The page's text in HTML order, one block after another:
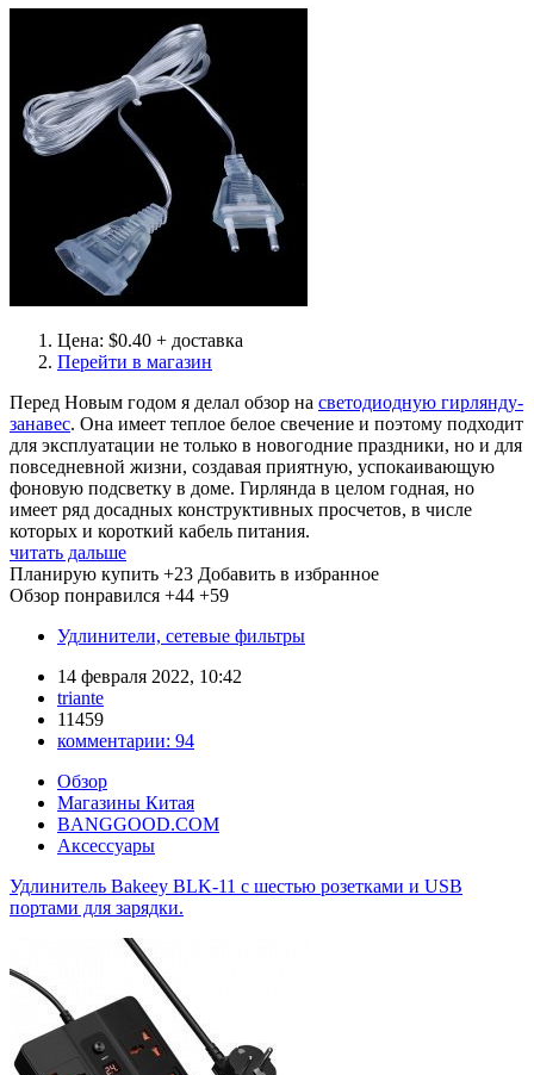
Цена: $0.40 + доставка
Перейти в магазин
Перед Новым годом я делал обзор на светодиодную гирлянду-
занавес. Она имеет теплое белое свечение и поэтому подходит
для эксплуатации не только в новогодние праздники, но и для
повседневной жизни, создавая приятную, успокаивающую
фоновую подсветку в доме. Гирлянда в целом годная, но
имеет ряд досадных конструктивных просчетов, в числе
которых и короткий кабель питания.
читать дальше
Планирую купить +23 Добавить в избранное
Обзор понравился +44 +59
Удлинители, сетевые фильтры
14 февраля 2022, 10:42
triante
11459
комментарии: 94
Обзор
Магазины Китая
BANGGOOD.COM
Аксессуары
Удлинитель Bakeey BLK-11 с шестью розетками и USB
портами для зарядки.